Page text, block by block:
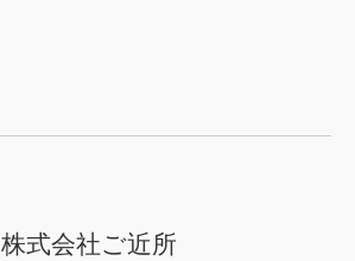
株式会社ご近所